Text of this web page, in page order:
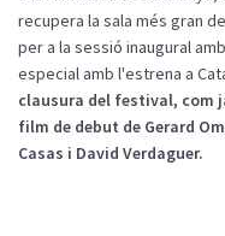
recupera la sala més gran
per a la sessió inaugural
especial amb l'estrena a
clausura del festival, com
film de debut de Gerard
Casas i David Verdaguer.